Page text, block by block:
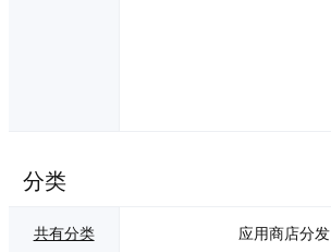
分类
共有分类 应用商店分发